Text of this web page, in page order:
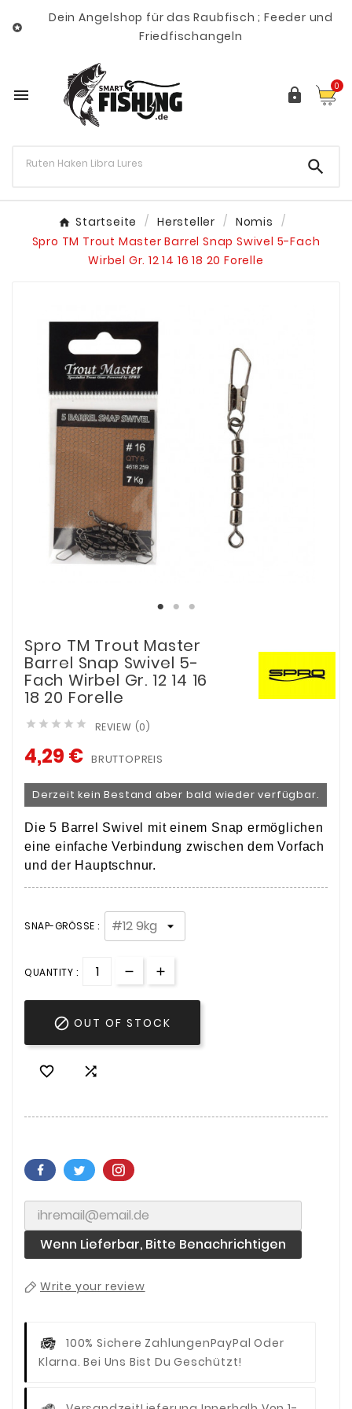

Dein Angelshop für das Raubfisch ; Feeder und
Friedfischangeln
  0

Startseite Hersteller
Nomis
Spro TM Trout Master Barrel Snap Swivel 5-Fach
Wirbel Gr. 12 14 16 18 20 Forelle
Spro TM Trout Master
Barrel Snap Swivel 5-
Fach Wirbel Gr. 12 14 16
18 20 Forelle
     REVIEW (0)
4,29 € BRUTTOPREIS
Derzeit kein Bestand aber bald wieder verfügbar.
Die 5 Barrel Swivel mit einem Snap ermöglichen
eine einfache Verbindung zwischen dem Vorfach
und der Hauptschnur.
SNAP-GRÖSSE :
QUANTITY :
 OUT OF STOCK
 
Wenn Lieferbar, Bitte Benachrichtigen
Write your review
100% Sichere ZahlungenPayPal Oder
Klarna. Bei Uns Bist Du Geschützt!